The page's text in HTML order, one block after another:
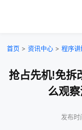
首页 > 资讯中心 > 程序讲
抢占先机!免拆
么观
发布